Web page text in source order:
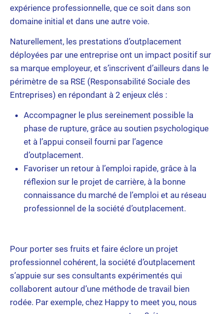
expérience professionnelle, que ce soit dans son
domaine initial et dans une autre voie.
Naturellement, les prestations d’outplacement
déployées par une entreprise ont un impact positif sur
sa marque employeur, et s’inscrivent d’ailleurs dans le
périmètre de sa RSE (Responsabilité Sociale des
Entreprises) en répondant à 2 enjeux clés :
Accompagner le plus sereinement possible la
phase de rupture, grâce au soutien psychologique
et à l’appui conseil fourni par l’agence
d’outplacement.
Favoriser un retour à l’emploi rapide, grâce à la
réflexion sur le projet de carrière, à la bonne
connaissance du marché de l’emploi et au réseau
professionnel de la société d’outplacement.
Pour porter ses fruits et faire éclore un projet
professionnel cohérent, la société d’outplacement
s’appuie sur ses consultants expérimentés qui
collaborent autour d’une méthode de travail bien
rodée. Par exemple, chez Happy to meet you, nous